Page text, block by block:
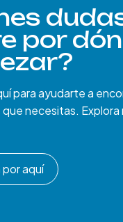
por
para ayudarte a
necesitas. Explora
por aquí